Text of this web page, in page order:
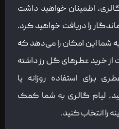
اطمینان خواهید داشت
را دریافت خواهید کرد.
شما این امکان را می‌دهد که
خرید عطرهای گل رز داشته
برای استفاده روزانه یا
لیام گالری به شما کمک
را انتخاب کنید.